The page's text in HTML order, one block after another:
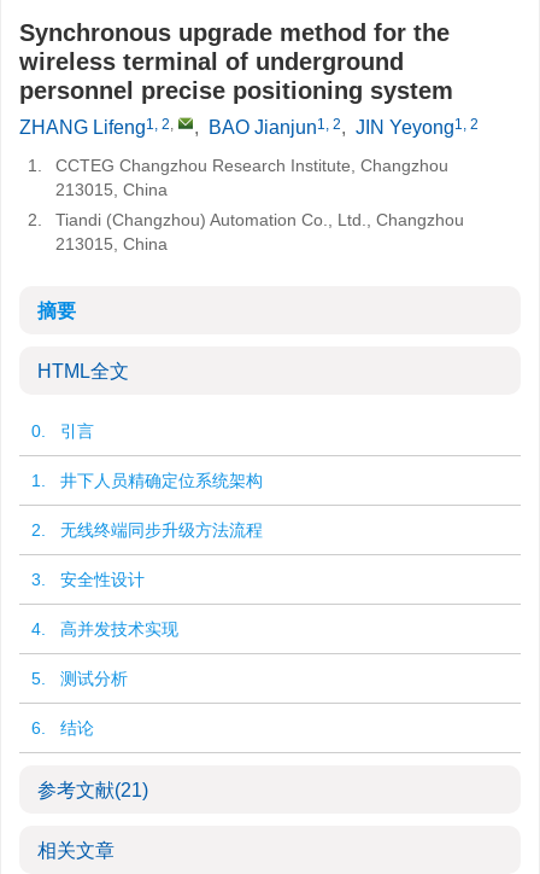
Synchronous upgrade method for the
wireless terminal of underground
personnel precise positioning system
ZHANG Lifeng1, 2, , BAO Jianjun1, 2, JIN Yeyong1, 2
1.
CCTEG Changzhou Research Institute, Changzhou
213015, China
2.
Tiandi (Changzhou) Automation Co., Ltd., Changzhou
213015, China
摘要
HTML全文
0. 引言
1. 井下人员精确定位系统架构
2. 无线终端同步升级方法流程
3. 安全性设计
4. 高并发技术实现
5. 测试分析
6. 结论
参考文献(21)
相关文章